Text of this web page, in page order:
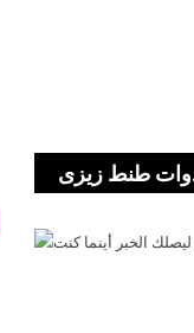
طنط زيزى